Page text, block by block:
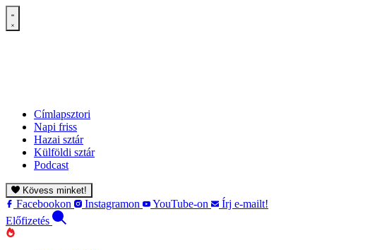
Címlapsztori
Napi friss
Hazai sztár
Külföldi sztár
Podcast
Kövess minket!
Facebookon Instagramon YouTube-on
Írj e-mailt!
Előfizetés